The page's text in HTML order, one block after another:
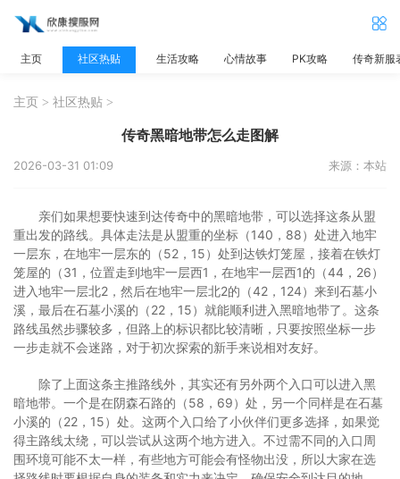
主页 社区热贴 生活攻略 心情故事 PK攻略 传奇新服
主页 > 社区热贴 >
传奇黑暗地带怎么走图解
2026-03-31 01:09 来源：本站
亲们如果想要快速到达传奇中的黑暗地带，可以选择这条从盟
重出发的路线。具体走法是从盟重的坐标（140，88）处进入地牢
一层东，在地牢一层东的（52，15）处到达铁灯笼屋，接着在铁灯
笼屋的（31，位置走到地牢一层西1，在地牢一层西1的（44，26）
进入地牢一层北2，然后在地牢一层北2的（42，124）来到石墓小
溪，最后在石墓小溪的（22，15）就能顺利进入黑暗地带了。这条
路线虽然步骤较多，但路上的标识都比较清晰，只要按照坐标一步
一步走就不会迷路，对于初次探索的新手来说相对友好。
除了上面这条主推路线外，其实还有另外两个入口可以进入黑
暗地带。一个是在阴森石路的（58，69）处，另一个同样是在石墓
小溪的（22，15）处。这两个入口给了小伙伴们更多选择，如果觉
得主路线太绕，可以尝试从这两个地方进入。不过需不同的入口周
围环境可能不太一样，有些地方可能会有怪物出没，所以大家在选